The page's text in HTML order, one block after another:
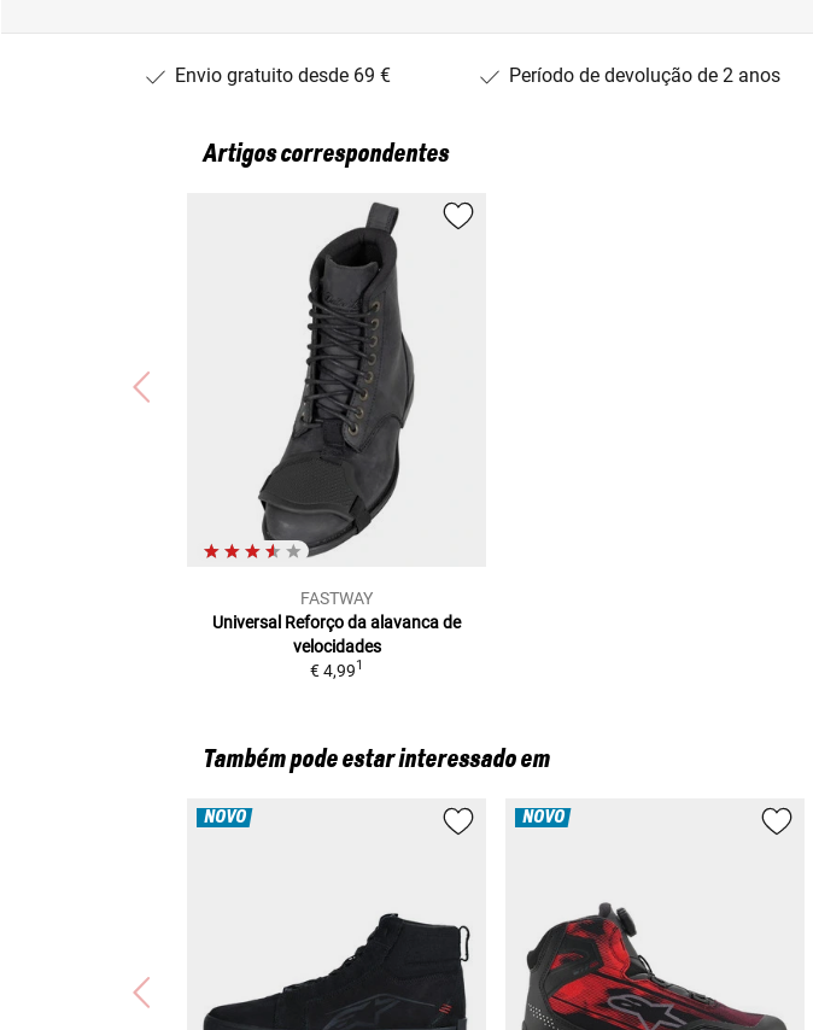
Envio gratuito desde 69 € Período de devolução de 2 anos
Artigos correspondentes
FASTWAY
Universal Reforço da alavanca de
velocidades
€ 4,991
Também pode estar interessado em
NOVO NOVO